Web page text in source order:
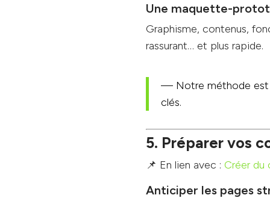
Une maquette-
Graphisme, contenus,
rassurant… et plus rapide.
— Notre méthode
clés.
5. Préparer vos
📌 En lien avec : Créer du
Anticiper les pages